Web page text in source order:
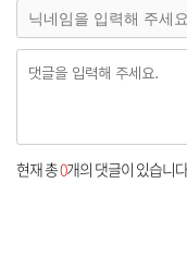
현재 총0개의 댓글이 있습니